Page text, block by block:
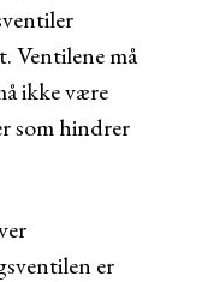
Ventilene må
ikke være
som hindrer
er